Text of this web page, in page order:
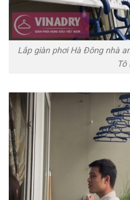
Lắp giàn phơi Hà Đông nhà
Tô